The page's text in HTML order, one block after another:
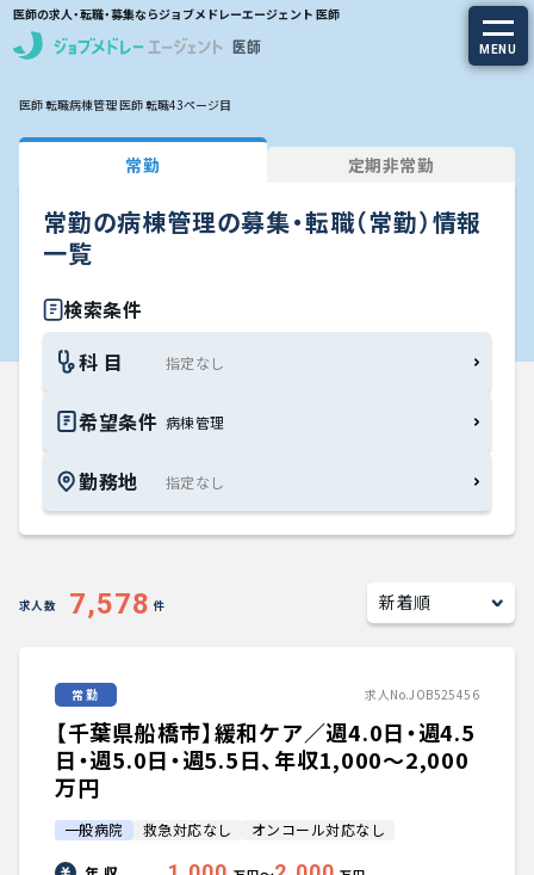
医師の求人・転職・募集ならジョブメドレーエージェント 医師
MENU
求人を探す
常勤の求人
定期非常勤の求人
特集から探す
エージェントサービス
エージェントサービスTOP
サービスの流れ
医師の求人・転職Q&A
知りたい・聞きたい
転職成功事例
医師の転職マニュアル
医師 転職病棟管理 医師 転職43ページ目
常勤 定期非常勤
常勤の病棟管理の募集・転職（常勤）情報
一覧
検索条件
科 目
希望条件 病棟管理
勤務地
求人数 7,578 件
常勤 求人No.JOB525456
【千葉県船橋市】緩和ケア／週4.0日・週4.5
日・週5.0日・週5.5日、年収1,000〜2,000
万円
一般病院 救急対応なし オンコール対応なし